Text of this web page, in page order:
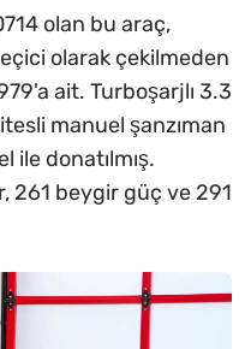
olan bu araç,
olarak çekilmeden
ait. Turboşarjlı 3.3
manuel şanzıman
ile donatılmış.
261 beygir güç ve 291